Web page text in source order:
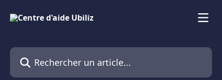
Rechercher un article...